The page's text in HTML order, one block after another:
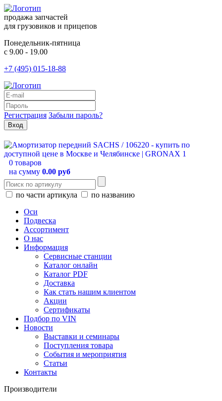
продажа запчастей
для грузовиков и прицепов
Понедельник-пятница
с 9.00 - 19.00
+7 (495) 015-18-88
Регистрация Забыли пароль?
0 товаров
на сумму 0.00 руб
по части артикула
по названию
Оси
Подвеска
Ассортимент
О нас
Информация
Сервисные станции
Каталог онлайн
Каталог PDF
Доставка
Как стать нашим клиентом
Акции
Сертификаты
Подбор по VIN
Новости
Выставки и семинары
Поступления товара
События и мероприятия
Статьи
Контакты
Производители